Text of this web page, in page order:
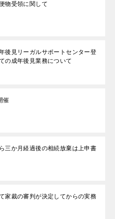
物受領に関して
後見リーガルサポートセンター登
の成年後見業務について
催
三か月経過後の相続放棄は上申書
家裁の審判が決定してからの実務